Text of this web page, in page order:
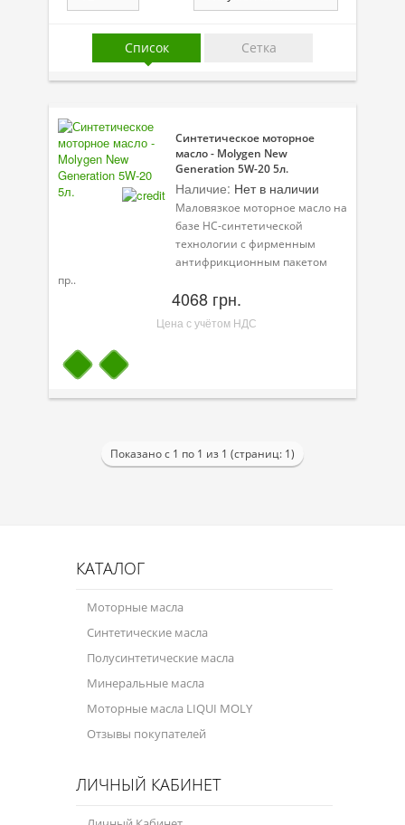
Присадки в масло
Присадки в системы охлаждения
Присадки в топливо
Трансмиссионные масла
Сервисные продукты
Клеи и герметики
Уход за кондиционером
Смазки
Специальные программы
Масла для лодочных моторов
Садовая программа
Промышленная программа
Зимняя программа
Список Сетка
Синтетическое моторное
масло - Molygen New
Generation 5W-20 5л.
Наличие: Нет в наличии
Маловязкое моторное масло на
базе HC-синтетической
технологии с фирменным
антифрикционным пакетом
пр..
4068 грн.
Цена с учётом НДС
Показано с 1 по 1 из 1 (страниц: 1)
КАТАЛОГ
Моторные масла
Синтетические масла
Полусинтетические масла
Минеральные масла
Моторные масла LIQUI MOLY
Отзывы покупателей
ЛИЧНЫЙ КАБИНЕТ